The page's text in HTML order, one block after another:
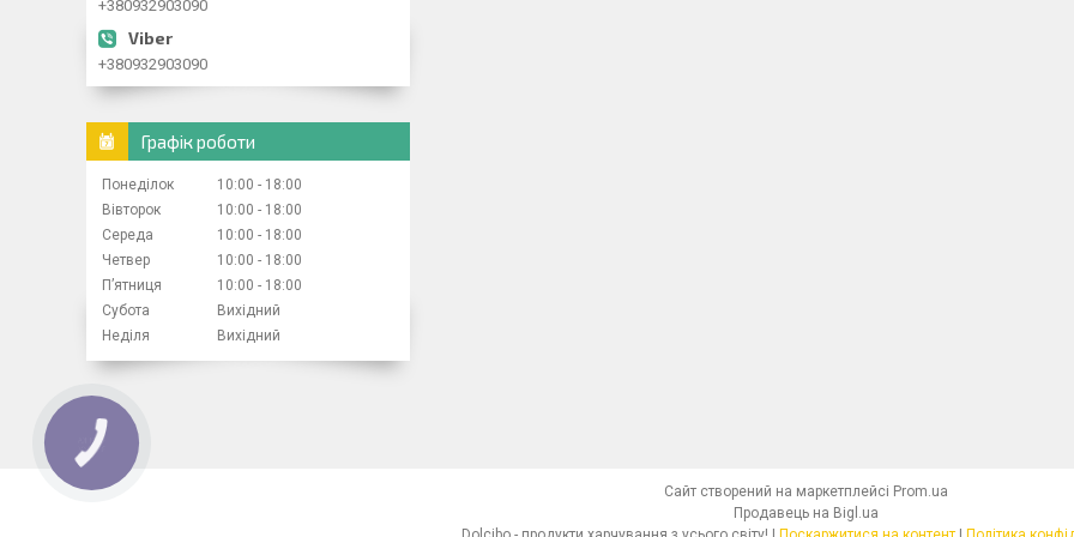
+380932903090
+380932903090
Графік роботи
Понеділок 10:00
18:00
Вівторок
10:00
18:00
Середа
10:00
18:00
Четвер
10:00
18:00
Пʼятниця
10:00
18:00
Субота
Вихідний
Неділя
Вихідний
Сайт створений на маркетплейсі Prom.ua
Продавець на Bigl.ua
КНОПКА
ЗВ'ЯЗКУ